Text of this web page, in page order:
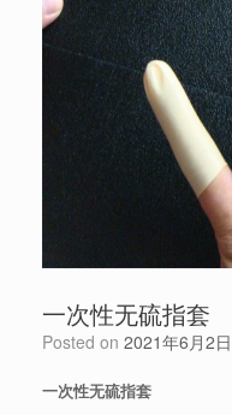
一次性无硫指套
Posted on 2021年6月2日
一次性无硫指套